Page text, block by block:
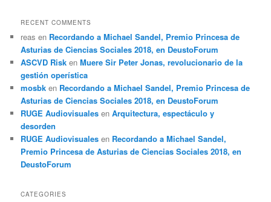
RECENT COMMENTS
reas en Recordando a Michael Sandel, Premio Princesa de
Asturias de Ciencias Sociales 2018, en DeustoForum
ASCVD Risk enMuere Sir Peter Jonas, revolucionario de la
gestión operística
mosbk en Recordando a Michael Sandel, Premio Princesa de
Asturias de Ciencias Sociales 2018, en DeustoForum
RUGE Audiovisuales enArquitectura, espectáculo y
desorden
RUGE Audiovisuales en Recordando a Michael Sandel,
Premio Princesa de Asturias de Ciencias Sociales 2018, en
DeustoForum
CATEGORIES